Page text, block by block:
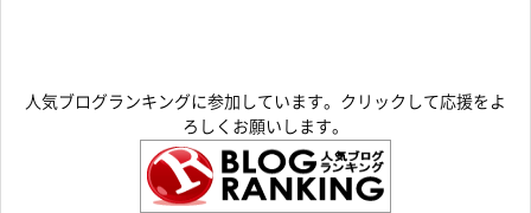
人気ブログランキングに参加しています。クリックして応援をよ
ろしくお願いします。